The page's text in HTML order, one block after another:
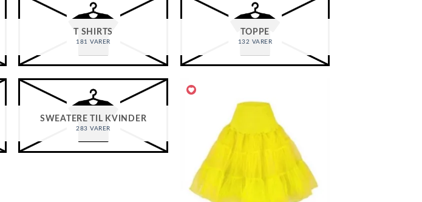
T SHIRTS
181 VARER
TOPPE
132 VARER
SWEATERE TIL KVINDER
283 VARER